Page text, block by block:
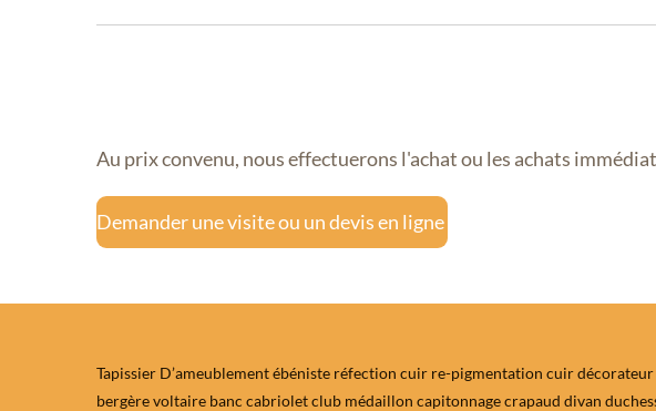
Au prix convenu, nous effectuerons l'achat ou les achats
Demander une visite ou un devis en ligne
Tapissier D’ameublement ébéniste réfection cuir re-pigmentation cuir
bergère voltaire banc cabriolet club médaillon capitonnage crapaud divan